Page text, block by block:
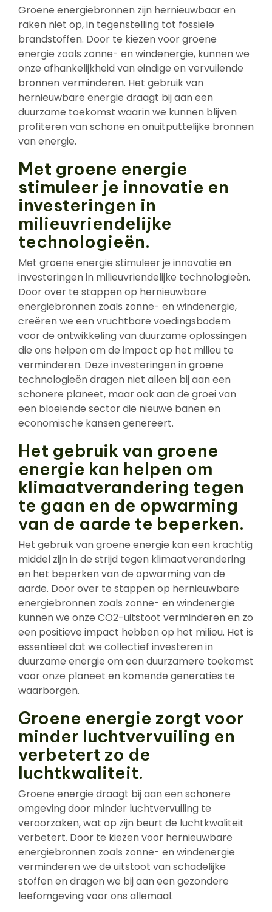
Groene energiebronnen zijn hernieuwbaar en
raken niet op, in tegenstelling tot fossiele
brandstoffen. Door te kiezen voor groene
energie zoals zonne- en windenergie, kunnen we
onze afhankelijkheid van eindige en vervuilende
bronnen verminderen. Het gebruik van
hernieuwbare energie draagt bij aan een
duurzame toekomst waarin we kunnen blijven
profiteren van schone en onuitputtelijke bronnen
van energie.
Met groene energie
stimuleer je innovatie en
investeringen in
milieuvriendelijke
technologieën.
Met groene energie stimuleer je innovatie en
investeringen in milieuvriendelijke technologieën.
Door over te stappen op hernieuwbare
energiebronnen zoals zonne- en windenergie,
creëren we een vruchtbare voedingsbodem
voor de ontwikkeling van duurzame oplossingen
die ons helpen om de impact op het milieu te
verminderen. Deze investeringen in groene
technologieën dragen niet alleen bij aan een
schonere planeet, maar ook aan de groei van
een bloeiende sector die nieuwe banen en
economische kansen genereert.
Het gebruik van groene
energie kan helpen om
klimaatverandering tegen
te gaan en de opwarming
van de aarde te beperken.
Het gebruik van groene energie kan een krachtig
middel zijn in de strijd tegen klimaatverandering
en het beperken van de opwarming van de
aarde. Door over te stappen op hernieuwbare
energiebronnen zoals zonne- en windenergie
kunnen we onze CO2-uitstoot verminderen en zo
een positieve impact hebben op het milieu. Het is
essentieel dat we collectief investeren in
duurzame energie om een duurzamere toekomst
voor onze planeet en komende generaties te
waarborgen.
Groene energie zorgt voor
minder luchtvervuiling en
verbetert zo de
luchtkwaliteit.
Groene energie draagt bij aan een schonere
omgeving door minder luchtvervuiling te
veroorzaken, wat op zijn beurt de luchtkwaliteit
verbetert. Door te kiezen voor hernieuwbare
energiebronnen zoals zonne- en windenergie
verminderen we de uitstoot van schadelijke
stoffen en dragen we bij aan een gezondere
leefomgeving voor ons allemaal.